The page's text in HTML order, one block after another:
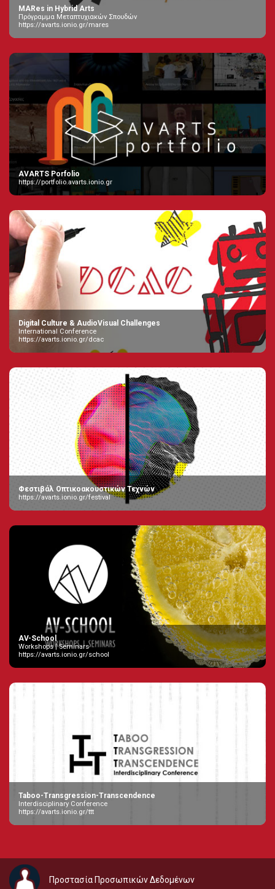
MARes in Hybrid Arts
Πρόγραμμα Μεταπτυχιακών Σπουδών
https://avarts.ionio.gr/mares
AVARTS Porfolio
https://portfolio.avarts.ionio.gr
Digital Culture & AudioVisual Challenges
International Conference
https://avarts.ionio.gr/dcac
Φεστιβάλ Οπτικοακουστικών Τεχνών
https://avarts.ionio.gr/festival
AV-School
Workshops | Seminars
https://avarts.ionio.gr/school
Taboo-Transgression-Transcendence
Interdisciplinary Conference
https://avarts.ionio.gr/ttt
Προστασία Προσωπικών Δεδομένων